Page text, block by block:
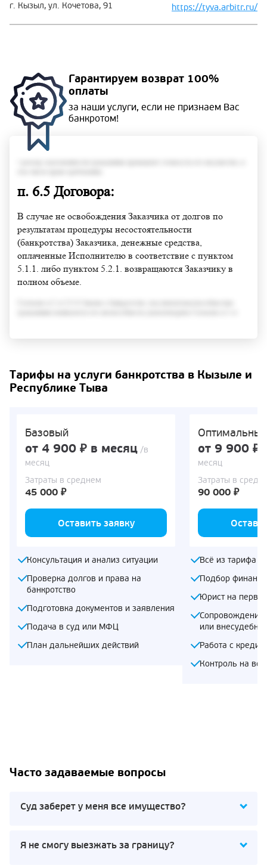
г. Кызыл, ул. Кочетова, 91 https://tyva.arbitr.ru/
Гарантируем возврат 100%
оплаты
за наши услуги, если не признаем Вас
банкротом!
п. 6.5 Договора:
В случае не освобождения Заказчика от долгов по
результатам процедуры несостоятельности
(банкротства) Заказчика, денежные средства,
оплаченные Исполнителю в соответствие с пунктом
5.1.1. либо пунктом 5.2.1. возвращаются Заказчику в
полном объеме.
Тарифы на услуги банкротства в Кызыле и
Республике Тыва
Базовый
от 4 900 ₽ в месяц /в
месяц
Затраты в среднем
45 000 ₽
Оставить заявку
Консультация и анализ ситуации
Проверка долгов и права на
банкротство
Подготовка документов и заявления
Подача в суд или МФЦ
План дальнейших действий
Оптимальный
от 9 900 ₽
месяц
Затраты в
90 000 ₽
Всё из тарифа
Подбор
Юрист на
Сопровождение
или
Работа с
Контроль на
Часто задаваемые вопросы
Суд заберет у меня все имущество?
Я не смогу выезжать за границу?